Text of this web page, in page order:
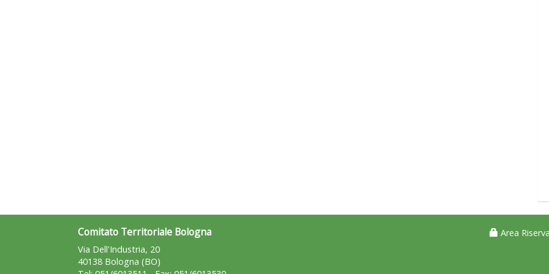
Comitato Territoriale Bologna
Via Dell'Industria, 20
40138 Bologna (BO)
Area